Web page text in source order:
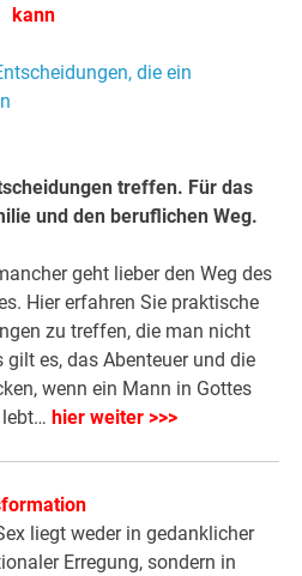
kann
treffen. Für das
und den beruflichen Weg.
geht lieber den Weg des
Hier erfahren Sie praktische
zu treffen, die man nicht
gilt es, das Abenteuer und die
wenn ein Mann in Gottes
hier weiter >>>
liegt weder in gedanklicher
Erregung, sondern in